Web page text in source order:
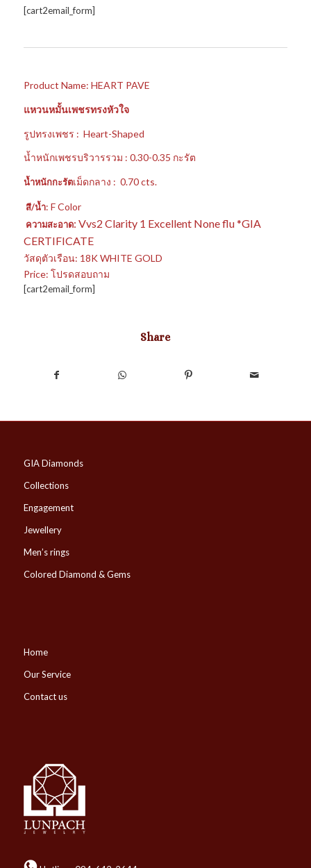
[cart2email_form]
Product Name: HEART PAVE
แหวนหมั้นเพชรทรงหัวใจ
รูปทรงเพชร : Heart-Shaped
น้ำหนักเพชรบริวารรวม : 0.30-0.35 กะรัต
น้ำหนักกะรัตเม็ดกลาง : 0.70 cts.
สี/น้ำ: F Color
ความสะอาด: Vvs2 Clarity 1 Excellent None flu *GIA
CERTIFICATE
วัสดุตัวเรือน: 18K WHITE GOLD
Price: โปรดสอบถาม
[cart2email_form]
Share
GIA Diamonds
Collections
Engagement
Jewellery
Men’s rings
Colored Diamond & Gems
Home
Our Service
Contact us